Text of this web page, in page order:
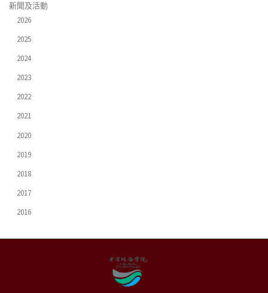
新聞及活動
2026
2025
2024
2023
2022
2021
2020
2019
2018
2017
2016